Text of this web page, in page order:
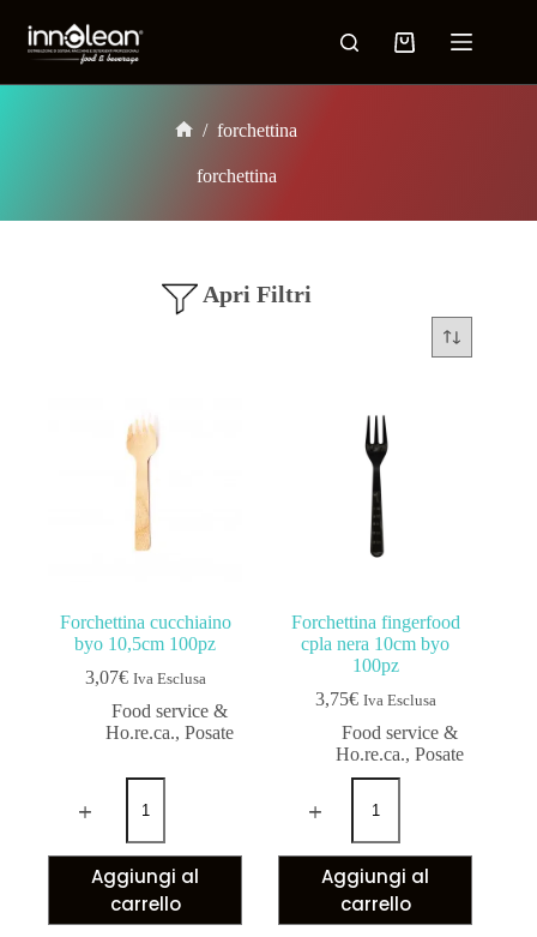
/ forchettina
forchettina
Apri Filtri
Forchettina cucchiaino
byo 10,5cm 100pz
3,07€ Iva Esclusa
Food service &
Ho.re.ca., Posate
Aggiungi al
carrello
Forchettina fingerfood
cpla nera 10cm byo
100pz
3,75€ Iva Esclusa
Food service &
Ho.re.ca., Posate
Aggiungi al
carrello